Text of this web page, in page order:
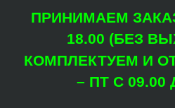
ПРИНИМАЕМ
18.00 (БЕЗ
КОМПЛЕКТУЕМ И
– ПТ С 09.00